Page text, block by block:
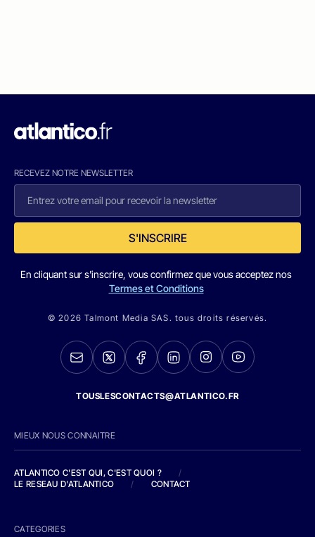
RECEVEZ NOTRE NEWSLETTER
S'INSCRIRE
En cliquant sur s'inscrire, vous confirmez que vous acceptez nos
Termes et Conditions
© 2026 Talmont Media SAS. tous droits réservés.
TOUSLESCONTACTS@ATLANTICO.FR
MIEUX NOUS CONNAITRE
ATLANTICO C'EST QUI, C'EST QUOI ?
/
LE RESEAU D'ATLANTICO
/ CONTACT
CATEGORIES